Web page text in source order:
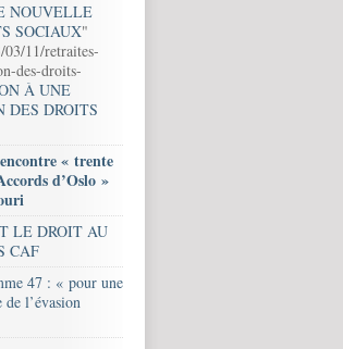
NOUVELLE
SOCIAUX"
11/retraites-
des-droits-
À UNE
DES DROITS
« trente
d’Oslo »
LE DROIT AU
CAF
47 : « pour une
l’évasion